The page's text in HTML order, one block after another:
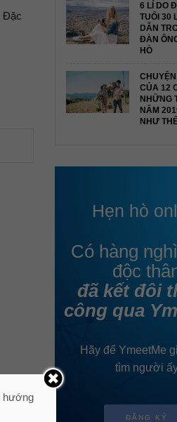
Đặc
6 LÍ DO
TUỔI 30
DẪN
ĐÀN
HÒ
CỦA 12
NHỮNG
NĂM
NHƯ
Hẹn hò
Có hàng
độc
đã kết đôi
công qua
Hãy để YmeetMe
tìm người
ĐĂNG KÝ
hướng